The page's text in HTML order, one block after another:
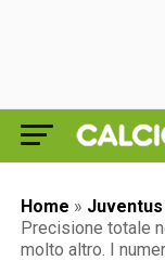
Home »
Precisione totale
molto altro. I